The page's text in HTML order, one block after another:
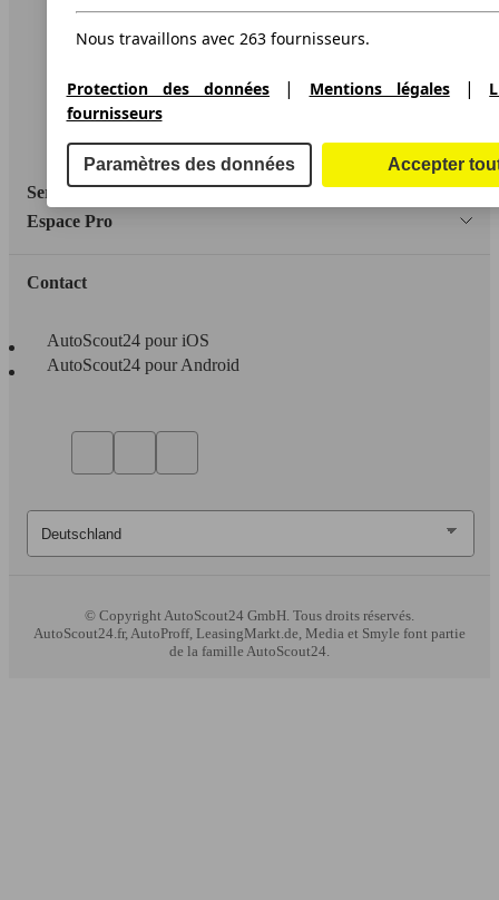
Protection des données
Accessibility Statement
Service
Espace Pro
Contact
AutoScout24 pour iOS
AutoScout24 pour Android
© CopyrightAutoScout24 GmbH. Tous droits réservés.
AutoScout24.fr, AutoProff, LeasingMarkt.de, Media et Smyle font partie
de la famille AutoScout24.
Nous travaillons avec 263 fournisseurs.
Protection des données | Mentions légales|
fournisseurs
Paramètres des données Accepter